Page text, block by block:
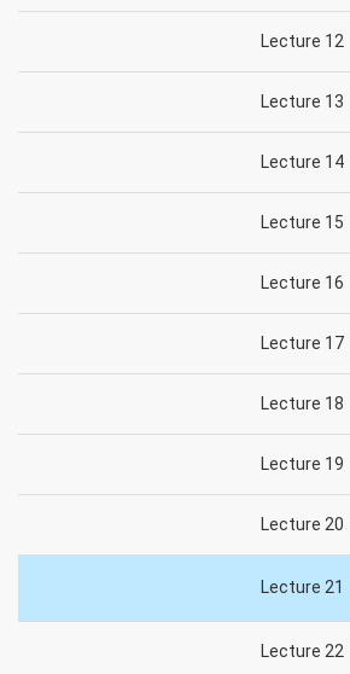
Lecture 12
Lecture 13
Lecture 14
Lecture 15
Lecture 16
Lecture 17
Lecture 18
Lecture 19
Lecture 20
Lecture 21
Lecture 22